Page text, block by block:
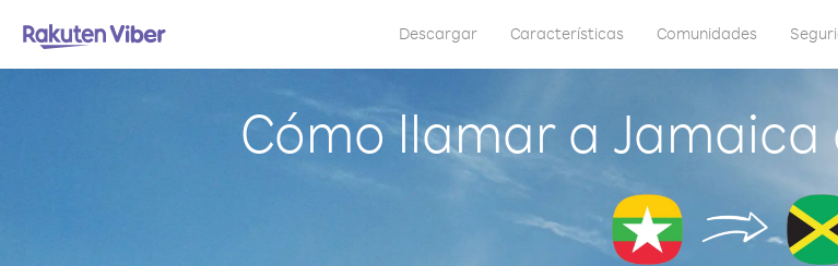
Descargar Características Comunidades
Cómo llamar a